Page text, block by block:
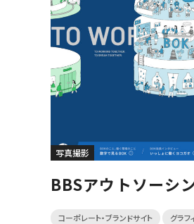
写真撮影
BBSアウトソーシ
コーポレート・ブランドサイト グラフ